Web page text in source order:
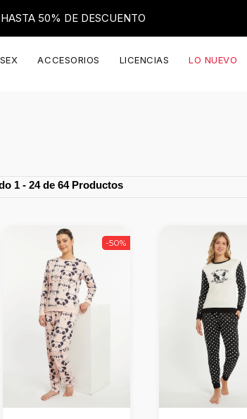
50% DE DESCUENTO
ACCESORIOS LICENCIAS LO NUEVO
1 - 24 de 64 Productos
-50%